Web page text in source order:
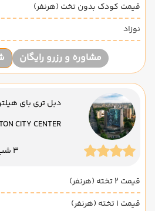
قیمت کودک بدون تخت (هرنفر)
نوزاد
مشاوره و رزرو رایگان
دبل تری بای
CITY CENTER
3 شب
قیمت 2 تخته (هرنفر)
قیمت 1 تخته (هرنفر)